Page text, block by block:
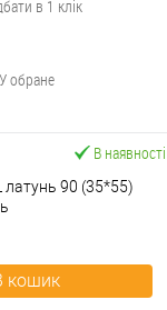
в 1 клік
У обране
В наявності
латунь 90 (35*55)
кошик